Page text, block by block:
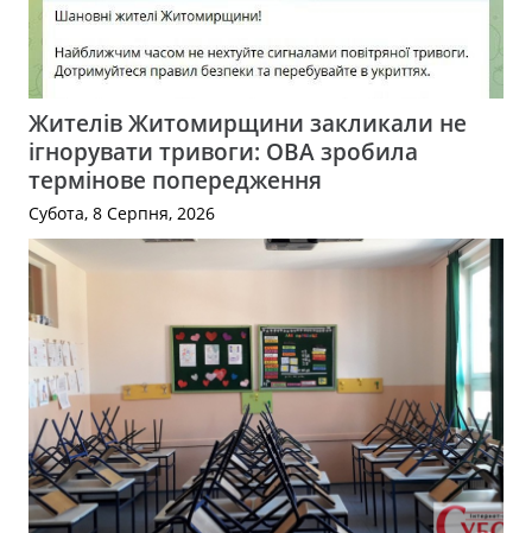
Жителів Житомирщини закликали не
ігнорувати тривоги: ОВА зробила
термінове попередження
Субота, 8 Серпня, 2026